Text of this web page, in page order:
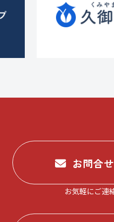
お問合
お気軽にご連